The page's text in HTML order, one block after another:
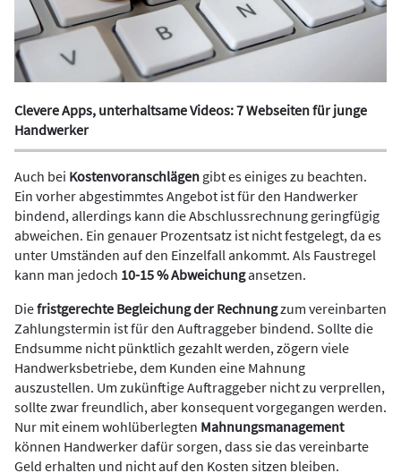
Clevere Apps, unterhaltsame Videos: 7 Webseiten für junge
Handwerker
Auch bei Kostenvoranschlägen gibt es einiges zu beachten.
Ein vorher abgestimmtes Angebot ist für den Handwerker
bindend, allerdings kann die Abschlussrechnung geringfügig
abweichen. Ein genauer Prozentsatz ist nicht festgelegt, da es
unter Umständen auf den Einzelfall ankommt. Als Faustregel
kann man jedoch 10-15 % Abweichungansetzen.
Diefristgerechte Begleichung der Rechnungzum vereinbarten
Zahlungstermin ist für den Auftraggeber bindend. Sollte die
Endsumme nicht pünktlich gezahlt werden, zögern viele
Handwerksbetriebe, dem Kunden eine Mahnung
auszustellen. Um zukünftige Auftraggeber nicht zu verprellen,
sollte zwar freundlich, aber konsequent vorgegangen werden.
Nur mit einem wohlüberlegten Mahnungsmanagement
können Handwerker dafür sorgen, dass sie das vereinbarte
Geld erhalten und nicht auf den Kosten sitzen bleiben.